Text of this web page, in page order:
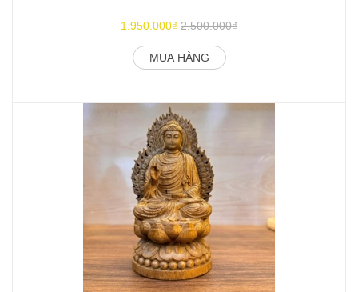
1.950.000₫ 2.500.000₫
MUA HÀNG